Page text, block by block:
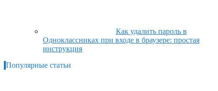
Как удалить пароль в
Одноклассниках при входе в браузере: простая
инструкция
Популярные статьи